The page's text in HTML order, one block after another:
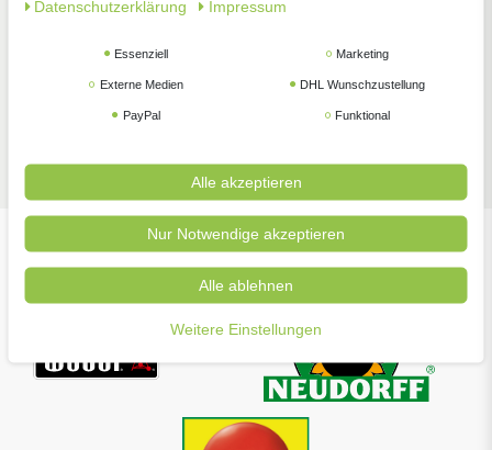
Unsere beliebtesten Marken
Daten­schutz­erklärung Impressum
Essenziell Marketing
Externe Medien DHL Wunschzustellung
PayPal Funktional
Alle akzeptieren
Nur Notwendige akzeptieren
Alle ablehnen
Weitere Einstellungen